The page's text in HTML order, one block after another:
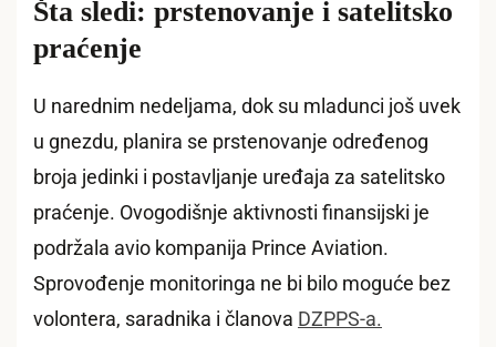
Šta sledi: prstenovanje i satelitsko
praćenje
U narednim nedeljama, dok su mladunci još uvek
u gnezdu, planira se prstenovanje određenog
broja jedinki i postavljanje uređaja za satelitsko
praćenje. Ovogodišnje aktivnosti finansijski je
podržala avio kompanija Prince Aviation.
Sprovođenje monitoringa ne bi bilo moguće bez
volontera, saradnika i članova DZPPS-a.